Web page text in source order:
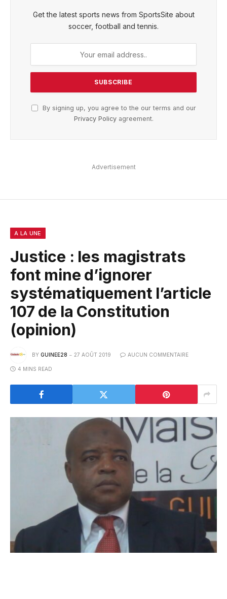
Get the latest sports news from SportsSite about
soccer, football and tennis.
By signing up, you agree to the our terms and our
Privacy Policyagreement.
Advertisement
A LA UNE
Justice : les magistrats
font mine d’ignorer
systématiquement l’article
107 de la Constitution
(opinion)
BY GUINEE28 27 AOÛT 2019 AUCUN COMMENTAIRE
4 MINS READ